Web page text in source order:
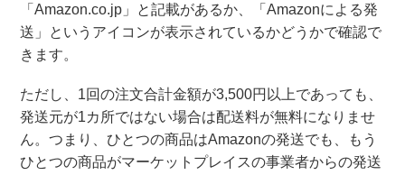
「Amazon.co.jp」と記載があるか、「Amazonによる発
送」というアイコンが表示されているかどうかで確認で
きます。
ただし、1回の注文合計金額が3,500円以上であっても、
発送元が1カ所ではない場合は配送料が無料になりませ
ん。つまり、ひとつの商品はAmazonの発送でも、もう
ひとつの商品がマーケットプレイスの事業者からの発送